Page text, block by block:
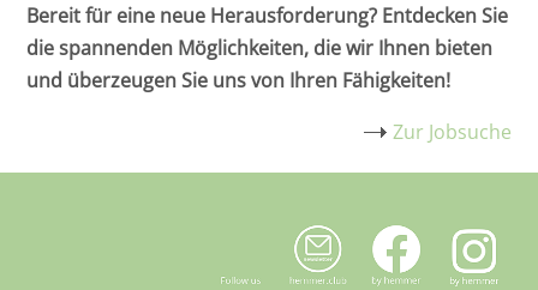
Bereit für eine neue Herausforderung? Entdecken Sie
die spannenden Möglichkeiten, die wir Ihnen bieten
und überzeugen Sie uns von Ihren Fähigkeiten!
Zur Jobsuche